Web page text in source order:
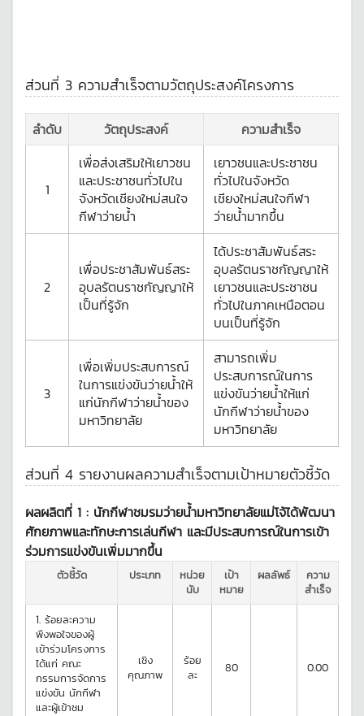
ส่วนที่ 3 ความสำเร็จตามวัตถุประสงค์โครงการ
ลำดับ วัตถุประสงค์ ความสำเร็จ
1
เพื่อส่งเสริมให้เยาวชน
และประชาชนทั่วไปใน
จังหวัดเชียงใหม่สนใจ
กีฬาว่ายน้ำ
เยาวชนและประชาชน
ทั่วไปในจังหวัด
เชียงใหม่สนใจกีฬา
ว่ายน้ำมากขึ้น
2
เพื่อประชาสัมพันธ์สระ
อุบลรัตนราชกัญญาให้
เป็นที่รู้จัก
ได้ประชาสัมพันธ์สระ
อุบลรัตนราชกัญญาให้
เยาวชนและประชาชน
ทั่วไปในภาคเหนือตอน
บนเป็นที่รู้จัก
3
เพื่อเพิ่มประสบการณ์
ในการแข่งขันว่ายน้ำให้
แก่นักกีฬาว่ายน้ำของ
มหาวิทยาลัย
สามารถเพิ่ม
ประสบการณ์ในการ
แข่งขันว่ายน้ำให้แก่
นักกีฬาว่ายน้ำของ
มหาวิทยาลัย
ส่วนที่ 4 รายงานผลความสำเร็จตามเป้าหมายตัวชี้วัด
ผลผลิตที่ 1 : นักกีฬาชมรมว่ายน้ำมหาวิทยาลัยแม่โจ้ได้พัฒนา
ศักยภาพและทักษะการเล่นกีฬา และมีประสบการณ์ในการเข้า
ร่วมการแข่งขันเพิ่มมากขึ้น
ตัวชี้วัด ประเภท
หน่วย
นับ
เป้า
หมาย
ผลลัพธ์
ความ
สำเร็จ
1. ร้อยละความ
พึงพอใจของผู้
เข้าร่วมโครงการ
ได้แก่ คณะ
กรรมการจัดการ
แข่งขัน นักกีฬา
และผู้เข้าชม
เชิง
คุณภาพ
ร้อย
ละ
80 0.00